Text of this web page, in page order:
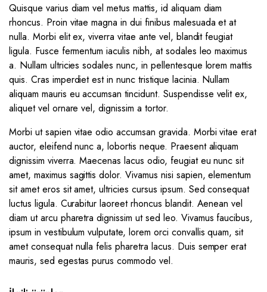
Quisque varius diam vel metus mattis, id aliquam diam
rhoncus. Proin vitae magna in dui finibus malesuada et at
nulla. Morbi elit ex, viverra vitae ante vel, blandit feugiat
ligula. Fusce fermentum iaculis nibh, at sodales leo maximus
a. Nullam ultricies sodales nunc, in pellentesque lorem mattis
quis. Cras imperdiet est in nunc tristique lacinia. Nullam
aliquam mauris eu accumsan tincidunt. Suspendisse velit ex,
aliquet vel ornare vel, dignissim a tortor.
Morbi ut sapien vitae odio accumsan gravida. Morbi vitae erat
auctor, eleifend nunc a, lobortis neque. Praesent aliquam
dignissim viverra. Maecenas lacus odio, feugiat eu nunc sit
amet, maximus sagittis dolor. Vivamus nisi sapien, elementum
sit amet eros sit amet, ultricies cursus ipsum. Sed consequat
luctus ligula. Curabitur laoreet rhoncus blandit. Aenean vel
diam ut arcu pharetra dignissim ut sed leo. Vivamus faucibus,
ipsum in vestibulum vulputate, lorem orci convallis quam, sit
amet consequat nulla felis pharetra lacus. Duis semper erat
mauris, sed egestas purus commodo vel.